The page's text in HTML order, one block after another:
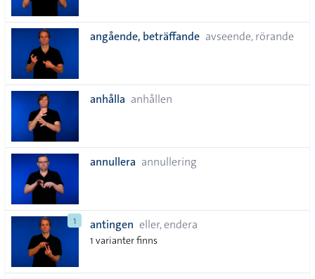
angående, beträffande avseende, rörande
anhålla anhållen
annullera annullering
1 antingen eller, endera
1 varianter finns